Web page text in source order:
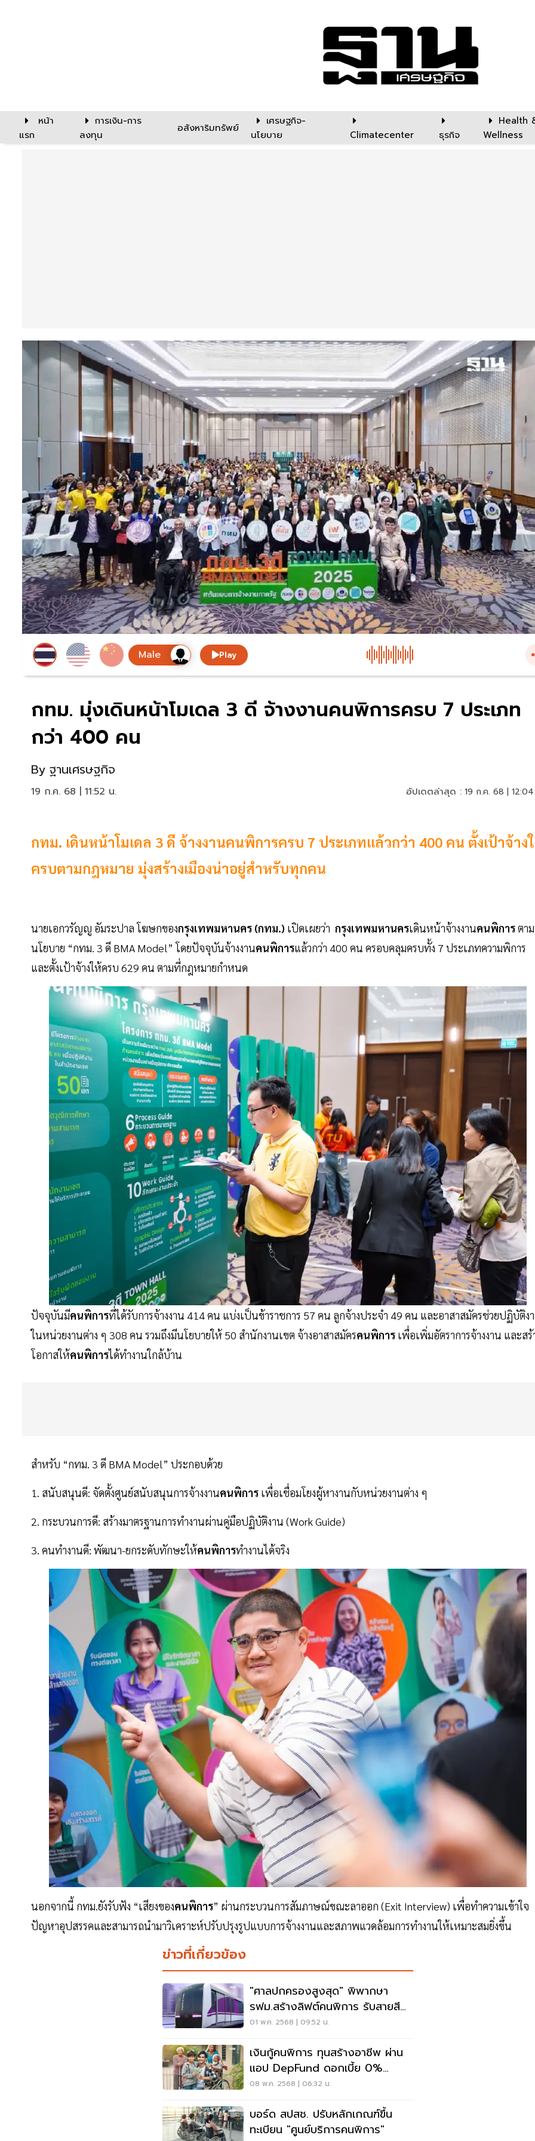
หน้า
แรก
การเงิน-การ
ลงทุน
อสังหาริมทรัพย์
เศรษฐกิจ-
นโยบาย
Climatecenter ธุรกิจ
Health
Wellness
Play
กทม. มุ่งเดินหน้าโมเดล 3 ดี จ้างงานคนพิการครบ 7 ประเภท
กว่า 400 คน
By ฐานเศรษฐกิจ
19 ก.ค. 68 | 11:52 น. อัปเดตล่าสุด : 19 ก.ค. 68 |
กทม. เดินหน้าโมเดล 3 ดี จ้างงานคนพิการครบ 7 ประเภทแล้วกว่า 400 คน ตั้งเป้าจ้าง
ครบตามกฎหมาย มุ่งสร้างเมืองน่าอยู่สำหรับทุกคน
นายเอกวรัญญู อัมระปาล โฆษกของกรุงเทพมหานคร (กทม.) เปิดเผยว่า กรุงเทพมหานครเดินหน้าจ้างงานคนพิการตาม
นโยบาย “กทม. 3 ดี BMA Model” โดยปัจจุบันจ้างงานคนพิการแล้วกว่า 400 คน ครอบคลุมครบทั้ง 7 ประเภทความพิการ
และตั้งเป้าจ้างให้ครบ 629 คน ตามที่กฎหมายกำหนด
ปัจจุบันมีคนพิการที่ได้รับการจ้างงาน 414 คน แบ่งเป็นข้าราชการ 57 คน ลูกจ้างประจำ 49 คน และอาสาสมัครช่วยปฏิบัติง
ในหน่วยงานต่าง ๆ 308 คน รวมถึงมีนโยบายให้ 50 สำนักงานเขต จ้างอาสาสมัครคนพิการ เพื่อเพิ่มอัตราการจ้างงาน และสร้
โอกาสให้คนพิการได้ทำงานใกล้บ้าน
สำหรับ “กทม. 3 ดี BMA Model” ประกอบด้วย
1. สนับสนุนดี: จัดตั้งศูนย์สนับสนุนการจ้างงานคนพิการ เพื่อเชื่อมโยงผู้หางานกับหน่วยงานต่าง ๆ
2. กระบวนการดี: สร้างมาตรฐานการทำงานผ่านคู่มือปฏิบัติงาน (Work Guide)
3. คนทำงานดี: พัฒนา-ยกระดับทักษะให้คนพิการทำงานได้จริง
นอกจากนี้ กทม.ยังรับฟัง “เสียงของคนพิการ” ผ่านกระบวนการสัมภาษณ์ขณะลาออก (Exit Interview) เพื่อทำความเข้าใจ
ปัญหาอุปสรรคและสามารถนำมาวิเคราะห์ปรับปรุงรูปแบบการจ้างงานและสภาพแวดล้อมการทำงานให้เหมาะสมยิ่งขึ้น
ข่าวที่เกี่ยวข้อง
"ศาลปกครองสูงสุด" พิพากษา
รฟม.สร้างลิฟต์คนพิการ รับสายสี
ม่วง
01 พ.ค. 2568 | 09:52 น.
เงินกู้คนพิการ ทุนสร้างอาชีพ ผ่าน
แอป DepFund ดอกเบี้ย 0%
สูงสุด 1 ล้าน
08 พ.ค. 2568 | 06:32 น.
บอร์ด สปสช. ปรับหลักเกณฑ์ขึ้น
ทะเบียน "ศูนย์บริการคนพิการ"